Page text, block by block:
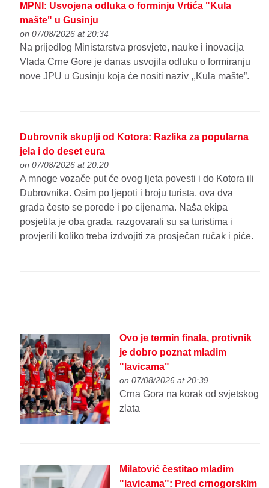
MPNI: Usvojena odluka o forminju Vrtića "Kula
mašte" u Gusinju
on 07/08/2026 at 20:34
Na prijedlog Ministarstva prosvjete, nauke i inovacija
Vlada Crne Gore je danas usvojila odluku o formiranju
nove JPU u Gusinju koja će nositi naziv ,,Kula mašte”.
Dubrovnik skuplji od Kotora: Razlika za popularna
jela i do deset eura
on 07/08/2026 at 20:20
A mnoge vozače put će ovog ljeta povesti i do Kotora ili
Dubrovnika. Osim po ljepoti i broju turista, ova dva
grada često se porede i po cijenama. Naša ekipa
posjetila je oba grada, razgovarali su sa turistima i
provjerili koliko treba izdvojiti za prosječan ručak i piće.
Ovo je termin finala, protivnik
je dobro poznat mladim
"lavicama"
on 07/08/2026 at 20:39
Crna Gora na korak od svjetskog
zlata
Milatović čestitao mladim
"lavicama": Pred crnogorskim